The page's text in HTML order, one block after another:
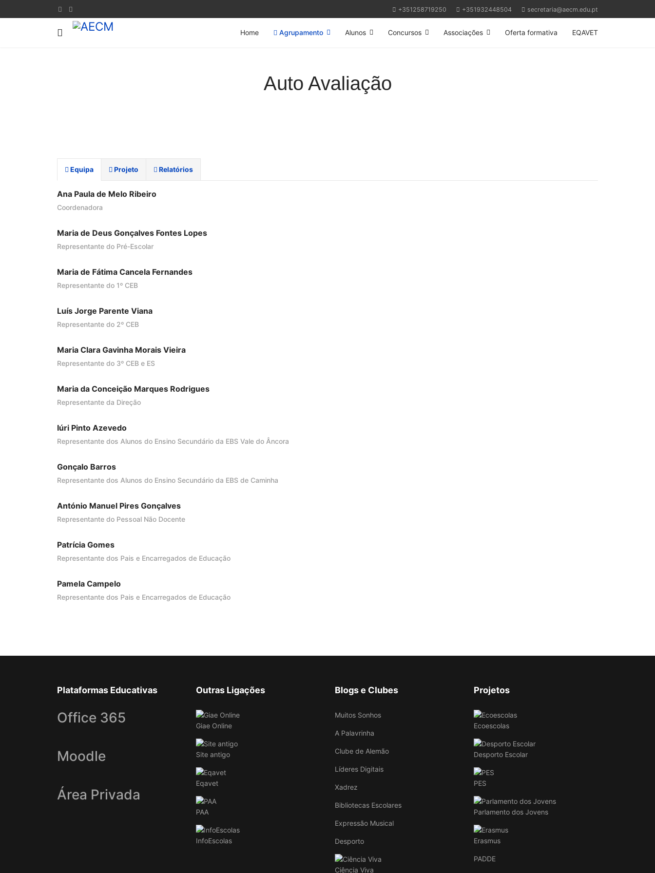
+351258719250 +351932448504 secretaria@aecm.edu.pt
Home Agrupamento Alunos Concursos Associações Oferta formativa EQAVET
Auto Avaliação
Equipa Projeto Relatórios
Ana Paula de Melo Ribeiro
Coordenadora
Maria de Deus Gonçalves Fontes Lopes
Representante do Pré-Escolar
Maria de Fátima Cancela Fernandes
Representante do 1º CEB
Luís Jorge Parente Viana
Representante do 2º CEB
Maria Clara Gavinha Morais Vieira
Representante do 3º CEB e ES
Maria da Conceição Marques Rodrigues
Representante da Direção
Iúri Pinto Azevedo
Representante dos Alunos do Ensino Secundário da EBS Vale do Âncora
Gonçalo Barros
Representante dos Alunos do Ensino Secundário da EBS de Caminha
António Manuel Pires Gonçalves
Representante do Pessoal Não Docente
Patrícia Gomes
Representante dos Pais e Encarregados de Educação
Pamela Campelo
Representante dos Pais e Encarregados de Educação
Plataformas Educativas
Office 365
Moodle
Área Privada
Outras Ligações
Giae Online
Site antigo
Eqavet
PAA
InfoEscolas
Blogs e Clubes
Muitos Sonhos
A Palavrinha
Clube de Alemão
Líderes Digitais
Xadrez
Bibliotecas Escolares
Expressão Musical
Desporto
Ciência Viva
Projetos
Ecoescolas
Desporto Escolar
PES
Parlamento dos Jovens
Erasmus
PADDE